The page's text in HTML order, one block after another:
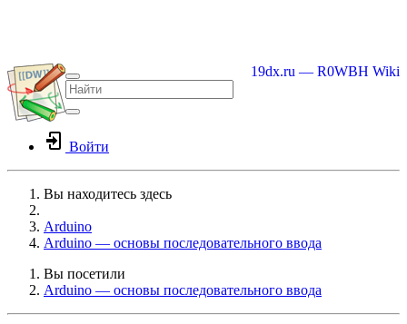
19dx.ru — R0WBH Wiki
Войти
Вы находитесь здесь
Arduino
Arduino — основы последовательного ввода
Вы посетили
Arduino — основы последовательного ввода